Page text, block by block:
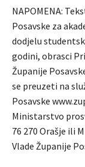
NAPOMENA:
Posavske za
dodjelu
godini, obrasci
Županije
se preuzeti na
Posavske
Ministarstvo
76 270 Orašje ili
Vlade Županije